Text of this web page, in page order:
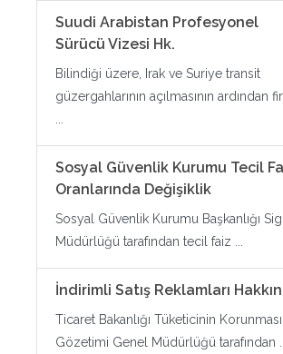
Suudi Arabistan Profesyonel
Sürücü Vizesi Hk.
Bilindiği üzere, Irak ve Suriye transit
güzergahlarının açılmasının ardından
Sosyal Güvenlik Kurumu Tecil
Oranlarında Değişiklik
Sosyal Güvenlik Kurumu Başkanlığı
Müdürlüğü tarafından tecil faiz ...
İndirimli Satış Reklamları
Ticaret Bakanlığı Tüketicinin
Gözetimi Genel Müdürlüğü tarafından ...